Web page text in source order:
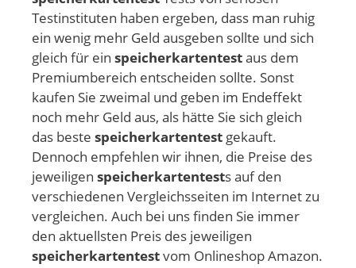
Testinstituten haben ergeben, dass man ruhig
ein wenig mehr Geld ausgeben sollte und sich
gleich für ein speicherkartentestaus dem
Premiumbereich entscheiden sollte. Sonst
kaufen Sie zweimal und geben im Endeffekt
noch mehr Geld aus, als hätte Sie sich gleich
das beste speicherkartentest gekauft.
Dennoch empfehlen wir ihnen, die Preise des
jeweiligen speicherkartentests auf den
verschiedenen Vergleichsseiten im Internet zu
vergleichen. Auch bei uns finden Sie immer
den aktuellsten Preis des jeweiligen
speicherkartentestvom Onlineshop Amazon.